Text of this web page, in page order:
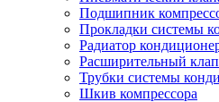
Подшипник
Прокладки системы
Радиатор
Расширительный
Трубки системы
Шкив компрессора